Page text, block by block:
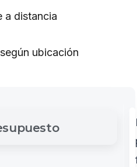
a distancia
ubicación